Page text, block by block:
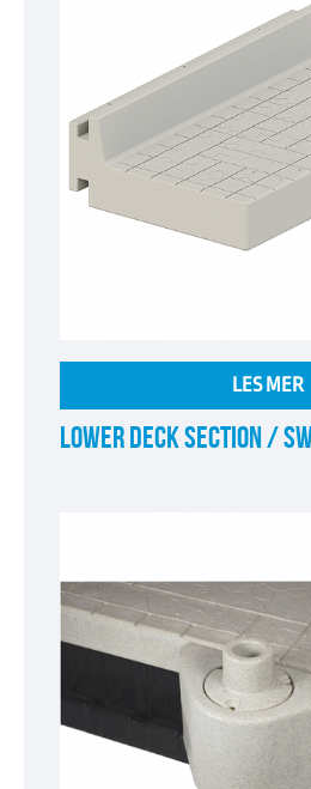
LES MER
LOWER DECK SECTION /